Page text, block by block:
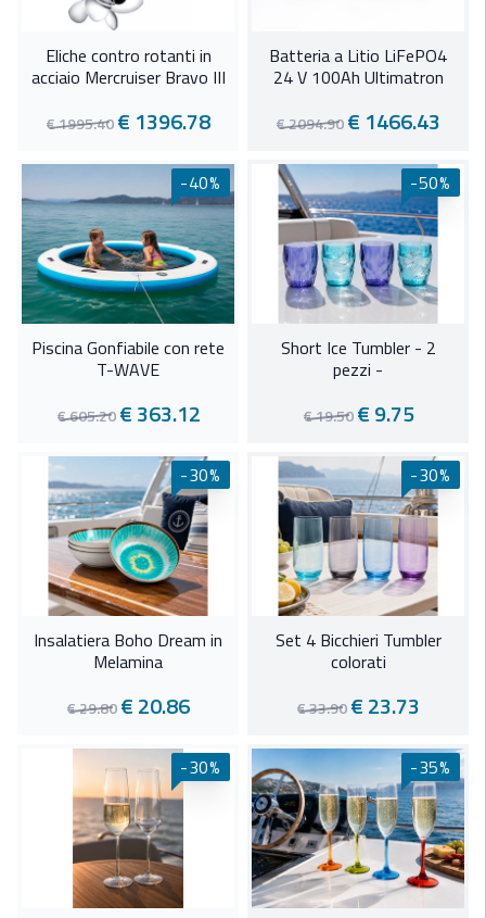
Eliche contro rotanti in
acciaio Mercruiser Bravo III
€ 1995.40€ 1396.78
Batteria a Litio LiFePO4
24 V 100Ah Ultimatron
€ 2094.90€ 1466.43
Piscina Gonfiabile con rete
T-WAVE
€ 605.20 € 363.12
-40%
Short Ice Tumbler - 2
pezzi -
€ 19.50 € 9.75
-50%
Insalatiera Boho Dream in
Melamina
€ 29.80€ 20.86
-30%
Set 4 Bicchieri Tumbler
colorati
€ 33.90€ 23.73
-30%
-30% -35%